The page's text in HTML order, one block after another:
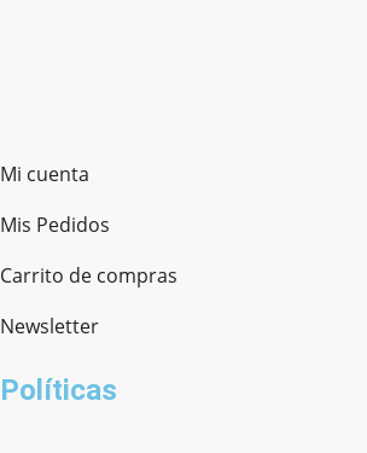
Mi cuenta
Mis Pedidos
Carrito de compras
Newsletter
Políticas